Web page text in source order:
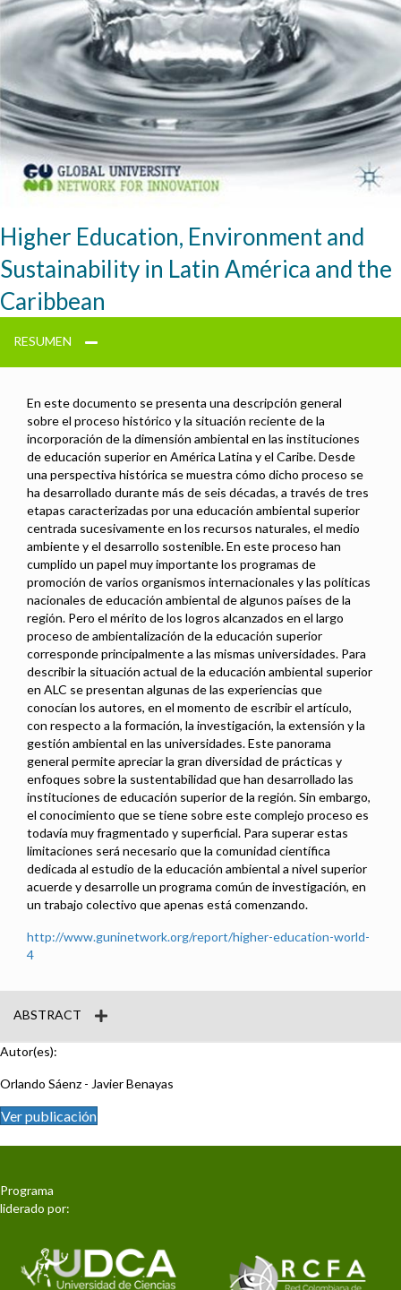
Higher Education, Environment and
Sustainability in Latin América and the
Caribbean
RESUMEN
En este documento se presenta una descripción general
sobre el proceso histórico y la situación reciente de la
incorporación de la dimensión ambiental en las instituciones
de educación superior en América Latina y el Caribe. Desde
una perspectiva histórica se muestra cómo dicho proceso se
ha desarrollado durante más de seis décadas, a través de tres
etapas caracterizadas por una educación ambiental superior
centrada sucesivamente en los recursos naturales, el medio
ambiente y el desarrollo sostenible. En este proceso han
cumplido un papel muy importante los programas de
promoción de varios organismos internacionales y las políticas
nacionales de educación ambiental de algunos países de la
región. Pero el mérito de los logros alcanzados en el largo
proceso de ambientalización de la educación superior
corresponde principalmente a las mismas universidades. Para
describir la situación actual de la educación ambiental superior
en ALC se presentan algunas de las experiencias que
conocían los autores, en el momento de escribir el artículo,
con respecto a la formación, la investigación, la extensión y la
gestión ambiental en las universidades. Este panorama
general permite apreciar la gran diversidad de prácticas y
enfoques sobre la sustentabilidad que han desarrollado las
instituciones de educación superior de la región. Sin embargo,
el conocimiento que se tiene sobre este complejo proceso es
todavía muy fragmentado y superficial. Para superar estas
limitaciones será necesario que la comunidad científica
dedicada al estudio de la educación ambiental a nivel superior
acuerde y desarrolle un programa común de investigación, en
un trabajo colectivo que apenas está comenzando.
http://www.guninetwork.org/report/higher-education-world-
4
ABSTRACT
Autor(es):
Orlando Sáenz - Javier Benayas
Ver publicación
Programa
liderado por: